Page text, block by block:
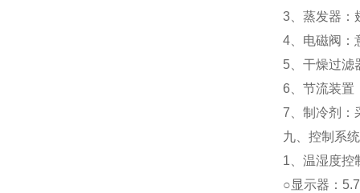
3、蒸发器：
4、电磁阀：
5、干燥过滤
6、节流装置
7、制冷剂：
九、控制系统
1、温湿度控
○显示器：